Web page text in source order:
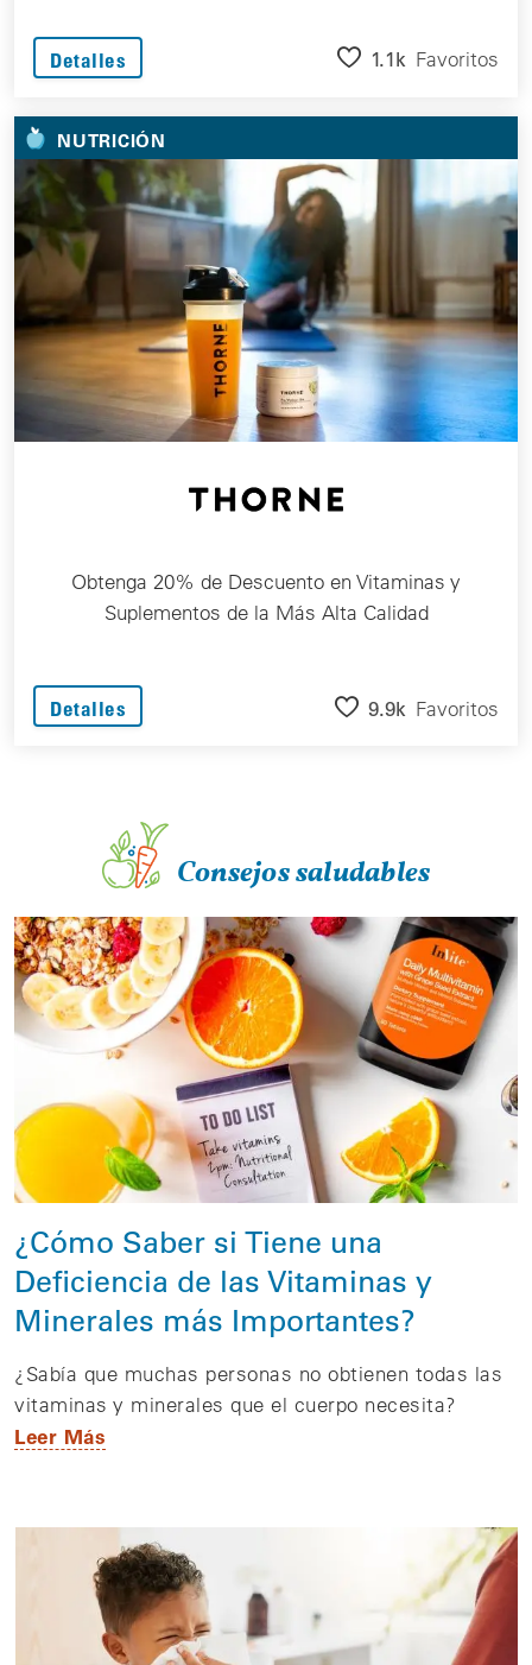
Detalles 1.1k Favoritos
NUTRICIÓN
Obtenga 20% de Descuento en Vitaminas y
Suplementos de la Más Alta Calidad
Detalles 9.9k Favoritos
Consejos saludables
¿Cómo Saber si Tiene una
Deficiencia de las Vitaminas y
Minerales más Importantes?
¿Sabía que muchas personas no obtienen todas las
vitaminas y minerales que el cuerpo necesita?
Leer Más